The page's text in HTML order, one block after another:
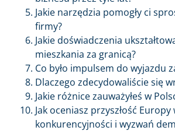
Jakie narzędzia pomogły ci
firmy?
Jakie doświadczenia
mieszkania za granicą?
Co było impulsem do wyjazdu
Dlaczego zdecydowaliście się
Jakie różnice zauważyłeś w
Jak oceniasz przyszłość
konkurencyjności i wyzwań